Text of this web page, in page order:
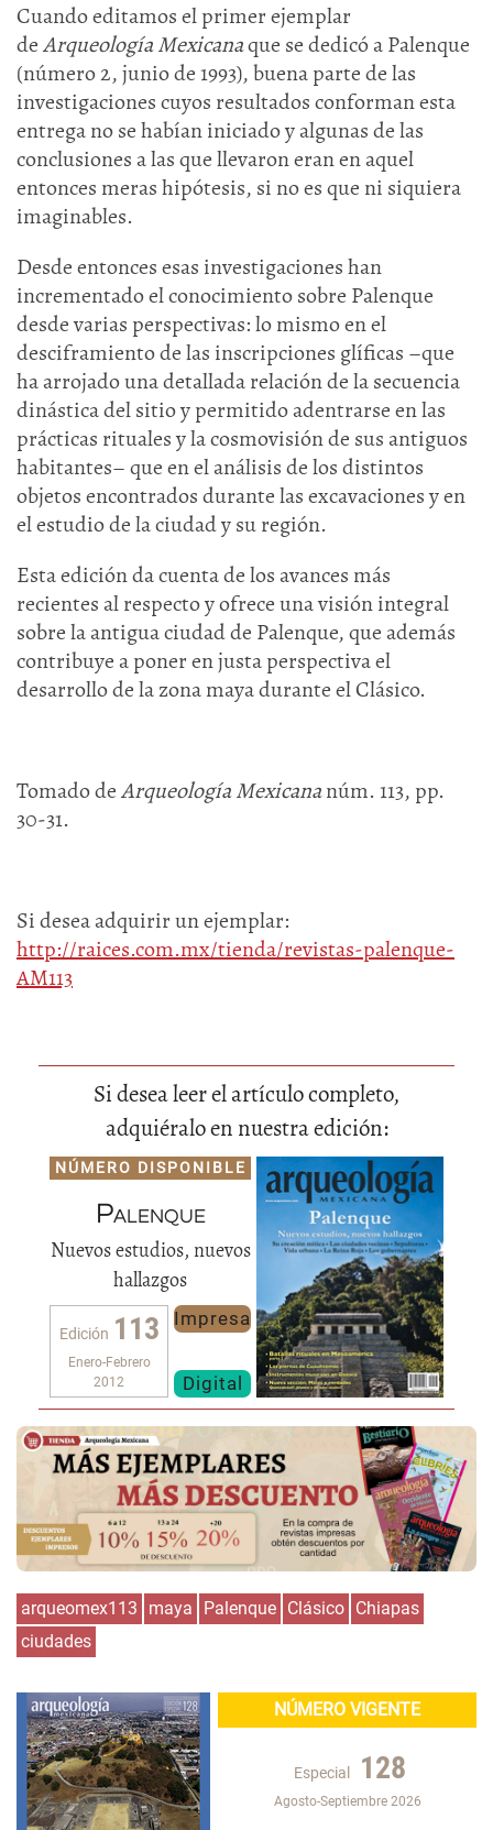
Cuando editamos el primer ejemplar
deArqueología Mexicanaque se dedicó a Palenque
(número 2, junio de 1993), buena parte de las
investigaciones cuyos resultados conforman esta
entrega no se habían iniciado y algunas de las
conclusiones a las que llevaron eran en aquel
entonces meras hipótesis, si no es que ni siquiera
imaginables.
Desde entonces esas investigaciones han
incrementado el conocimiento sobre Palenque
desde varias perspectivas: lo mismo en el
desciframiento de las inscripciones glíficas –que
ha arrojado una detallada relación de la secuencia
dinástica del sitio y permitido adentrarse en las
prácticas rituales y la cosmovisión de sus antiguos
habitantes– que en el análisis de los distintos
objetos encontrados durante las excavaciones y en
el estudio de la ciudad y su región.
Esta edición da cuenta de los avances más
recientes al respecto y ofrece una visión integral
sobre la antigua ciudad de Palenque, que además
contribuye a poner en justa perspectiva el
desarrollo de la zona maya durante el Clásico.
Tomado deArqueología Mexicananúm. 113, pp.
30-31.
Si desea adquirir un ejemplar:
http://raices.com.mx/tienda/revistas-palenque-
AM113
Si desea leer el artículo completo,
adquiéralo en nuestra edición:
NÚMERO DISPONIBLE
Palenque
Nuevos estudios, nuevos
hallazgos
Edición 113
Enero-Febrero
2012
Impresa
Digital
arqueomex113 maya Palenque Clásico Chiapas
ciudades
NÚMERO VIGENTE
Especial 128
Agosto-Septiembre 2026